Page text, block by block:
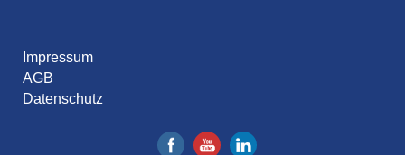
Impressum
AGB
Datenschutz